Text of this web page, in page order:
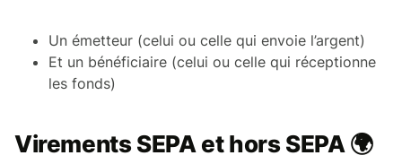
Un émetteur (celui ou celle qui envoie l’argent)
Et un bénéficiaire (celui ou celle qui réceptionne
les fonds)
Virements SEPA et hors SEPA 🌍